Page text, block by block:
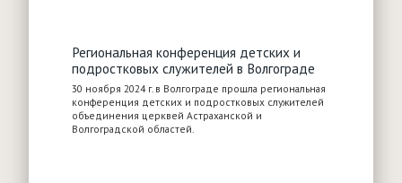
Региональная конференция детских и
подростковых служителей в Волгограде
30 ноября 2024 г. в Волгограде прошла региональная
конференция детских и подростковых служителей
объединения церквей Астраханской и
Волгоградской областей.